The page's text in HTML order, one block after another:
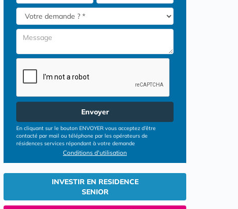
Envoyer
En cliquant sur le bouton ENVOYER vous acceptez d’être
contacté par mail ou téléphone par les opérateurs de
résidences services répondant à votre demande
Conditions d'utilisation
INVESTIR EN RESIDENCE
SENIOR